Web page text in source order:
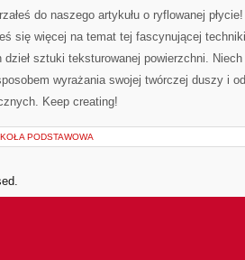
do naszego artykułu o ryflowanej
się więcej ‍na temat tej fascynującej
dzieł sztuki‌ teksturowanej powierzchni.
wyrażania swojej twórczej duszy i
Keep creating!
PODSTAWOWA